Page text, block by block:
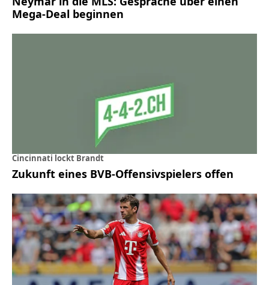
Mega-Deal beginnen
Cincinnati lockt Brandt
Zukunft eines BVB-Offensivspielers offen